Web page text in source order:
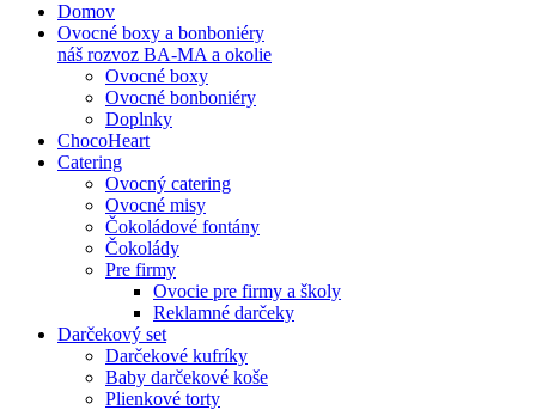
Domov
Ovocné boxy a bonboniéry
náš rozvoz BA-MA a okolie
Ovocné boxy
Ovocné bonboniéry
Doplnky
ChocoHeart
Catering
Ovocný catering
Ovocné misy
Čokoládové fontány
Čokolády
Pre firmy
Ovocie pre firmy a školy
Reklamné darčeky
Darčekový set
Darčekové kufríky
Baby darčekové koše
Plienkové torty